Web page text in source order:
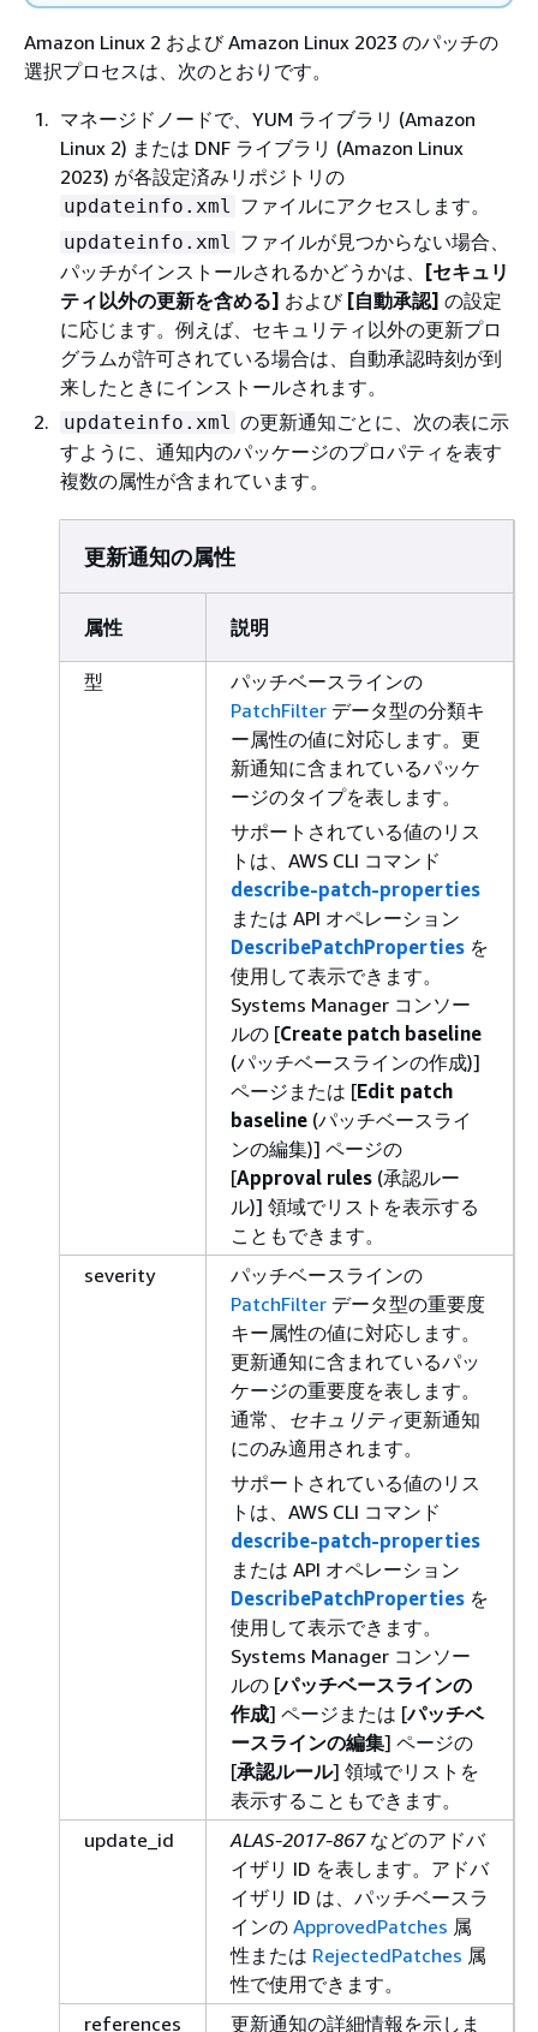
Amazon Linux 2 および Amazon Linux 2023 のパッチの
選択プロセスは、次のとおりです。
マネージドノードで、YUM ライブラリ (Amazon
Linux 2) または DNF ライブラリ (Amazon Linux
2023) が各設定済みリポジトリの
updateinfo.xml ファイルにアクセスします。
updateinfo.xml
ファイルが見つからない場合、
パッチがインストールされるかどうかは、 [セキュリ
ティ以外の更新を含める] および [自動承認] の設定
に応じます。例えば、セキュリティ以外の更新プロ
グラムが許可されている場合は、自動承認時刻が到
来したときにインストールされます。
updateinfo.xml の更新通知ごとに、次の表に示
すように、通知内のパッケージのプロパティを表す
複数の属性が含まれています。
更新通知の属性
属性 説明
型
パッチベースラインの
PatchFilter データ型の分類キ
ー属性の値に対応します。更
新通知に含まれているパッケ
ージのタイプを表します。
サポートされている値のリス
トは、AWS CLI コマンド
describe-patch-properties
または API オペレーション
DescribePatchProperties を
使用して表示できます。
Systems Manager コンソー
ルの [Create patch baseline
(パッチベースラインの作成)]
ページまたは [Edit patch
baseline (パッチベースライ
ンの編集)] ページの
[Approval rules (承認ルー
ル)] 領域でリストを表示する
こともできます。
severity
パッチベースラインの
PatchFilter データ型の重要度
キー属性の値に対応します。
更新通知に含まれているパッ
ケージの重要度を表します。
通常、 セキュリティ更新通知
にのみ適用されます。
サポートされている値のリス
トは、AWS CLI コマンド
describe-patch-properties
または API オペレーション
DescribePatchProperties を
使用して表示できます。
Systems Manager コンソー
ルの [パッチベースラインの
作成] ページまたは [パッチベ
ースラインの編集] ページの
[承認ルール] 領域でリストを
表示することもできます。
update_id
ALAS-2017-867などのアドバ
イザリ ID を表します。アドバ
イザリ ID は、パッチベースラ
インの ApprovedPatches 属
性または RejectedPatches 属
性で使用できます。
references
更新通知の詳細情報を示しま